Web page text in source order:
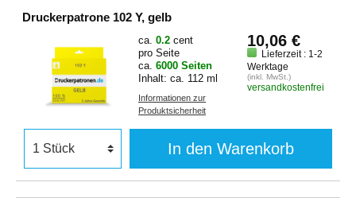
Druckerpatrone 102 Y, gelb
ca. 0.2 cent
pro Seite
ca. 6000 Seiten
Inhalt: ca. 112 ml
Informationen zur
Produktsicherheit
10,06 €
Lieferzeit : 1-2
Werktage
(inkl. MwSt.)
versandkostenfrei
In den Warenkorb